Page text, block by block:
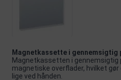
Magnetkassette i gennemsigtig
Magnetkassetten i gennemsigtig
magnetiske overflader, hvilket
lige ved hånden.